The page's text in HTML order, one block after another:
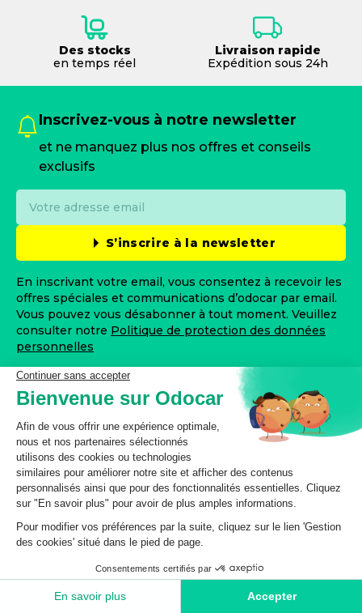
Des stocks
en temps réel
Livraison rapide
Expédition sous 24h
Inscrivez-vous à notre newsletter
et ne manquez plus nos offres et conseils
exclusifs
S’inscrire à la newsletter
En inscrivant votre email, vous consentez à recevoir les
offres spéciales et communications d’odocar par email.
Vous pouvez vous désabonner à tout moment. Veuillez
consulter notre Politique de protection des données
personnelles
odocar vous garantit l'accès à des pièces de qualité, au
meilleur prix, pour entretenir ou réparer votre véhicule
à moindre coût.